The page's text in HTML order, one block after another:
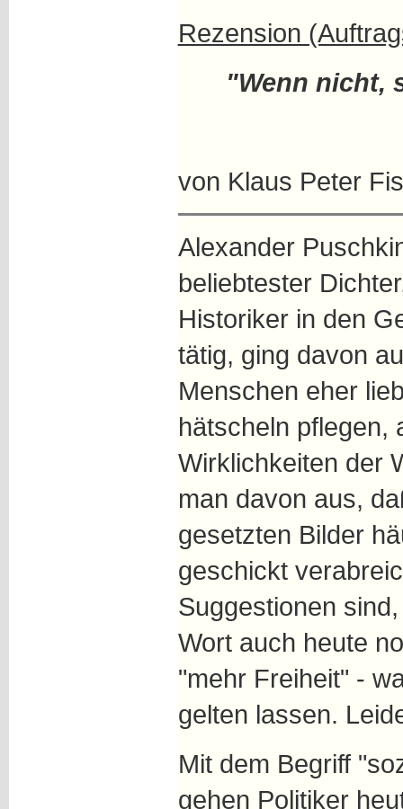
Rezension
"Wenn nicht,
von Klaus Peter
Alexander
beliebtester
Historiker in den
tätig, ging davon
Menschen eher
hätscheln pflegen,
Wirklichkeiten der
man davon aus,
gesetzten Bilder
geschickt
Suggestionen
Wort auch heute
"mehr Freiheit" -
gelten lassen.
Mit dem Begriff
gehen Politiker